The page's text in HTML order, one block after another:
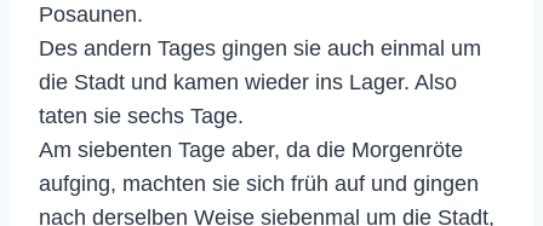
Posaunen.
Des andern Tages gingen sie auch einmal um
die Stadt und kamen wieder ins Lager. Also
taten sie sechs Tage.
Am siebenten Tage aber, da die Morgenröte
aufging, machten sie sich früh auf und gingen
nach derselben Weise siebenmal um die Stadt,